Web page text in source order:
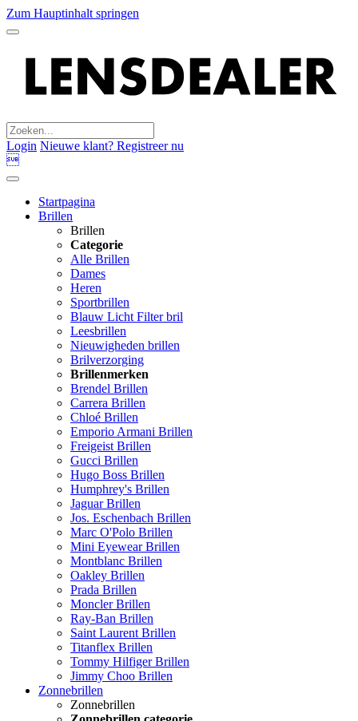
Zum Hauptinhalt springen
Login Nieuwe klant? Registreer nu

Startpagina
Brillen
Brillen
Categorie
Alle Brillen
Dames
Heren
Sportbrillen
Blauw Licht Filter bril
Leesbrillen
Nieuwigheden brillen
Brilverzorging
Brillenmerken
Brendel Brillen
Carrera Brillen
Chloé Brillen
Emporio Armani Brillen
Freigeist Brillen
Gucci Brillen
Hugo Boss Brillen
Humphrey's Brillen
Jaguar Brillen
Jos. Eschenbach Brillen
Marc O'Polo Brillen
Mini Eyewear Brillen
Montblanc Brillen
Oakley Brillen
Prada Brillen
Moncler Brillen
Ray-Ban Brillen
Saint Laurent Brillen
Titanflex Brillen
Tommy Hilfiger Brillen
Jimmy Choo Brillen
Zonnebrillen
Zonnebrillen